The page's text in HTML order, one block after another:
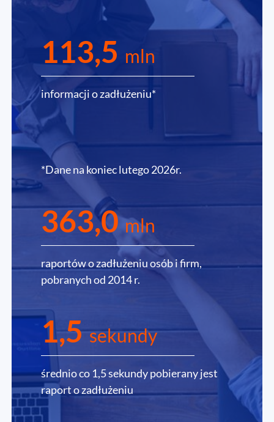
113,5 mln
informacji o zadłużeniu*
*Dane na koniec lutego 2026r.
363,0mln
raportów o zadłużeniu osób i firm,
pobranych od 2014 r.
1,5sekundy
średnio co 1,5 sekundy pobierany jest
raport o zadłużeniu